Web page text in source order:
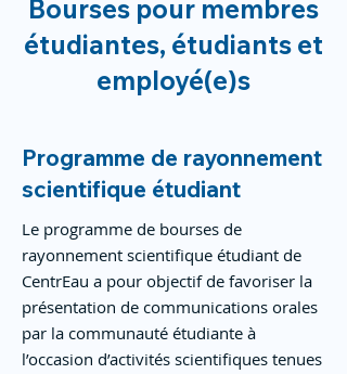
Bourses pour membres
étudiantes, étudiants et
employé(e)s
Programme de rayonnement
scientifique étudiant
Le programme de bourses de
rayonnement scientifique étudiant de
CentrEau a pour objectif de favoriser la
présentation de communications orales
par la communauté étudiante à
l’occasion d’activités scientifiques tenues